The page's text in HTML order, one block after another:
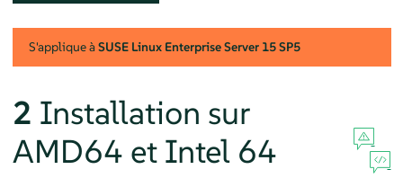
S'applique àSUSE Linux Enterprise Server 15 SP5
2 Installation sur
AMD64 et Intel 64